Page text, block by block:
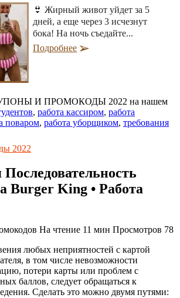
👙 Жирный живот уйдет за 5
дней, а еще через 3 исчезнут
бока! На ночь съедайте...
Подробнее
И ПРОМОКОДЫ 2022 на нашем
, работа кассиром, работа
поваром, работа уборщиком, требования
2022
Burger King • Работа
На чтение 11 мин Просмотров 78
любых неприятностей с картой
в том числе невозможности
потери карты или проблем с
баллов, следует обращаться к
Сделать это можно двумя путями: